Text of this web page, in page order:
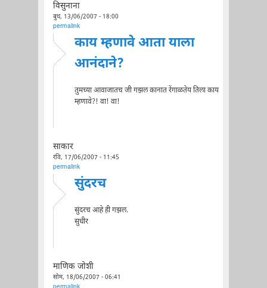
विसुनाना
बुध, 13/06/2007 - 18:00
permalink
काय म्हणावे आता याला
आनंदाने?
तुमच्या आवाजातच जी गझल कानात रेंगाळतेय तिला काय
म्हणावे?! वा! वा!
साकार
रवि, 17/06/2007 - 11:45
permalink
सुंदरच
सुंदरच आहे ही गझल.
सुधीर
माणिक जोशी
सोम, 18/06/2007 - 06:41